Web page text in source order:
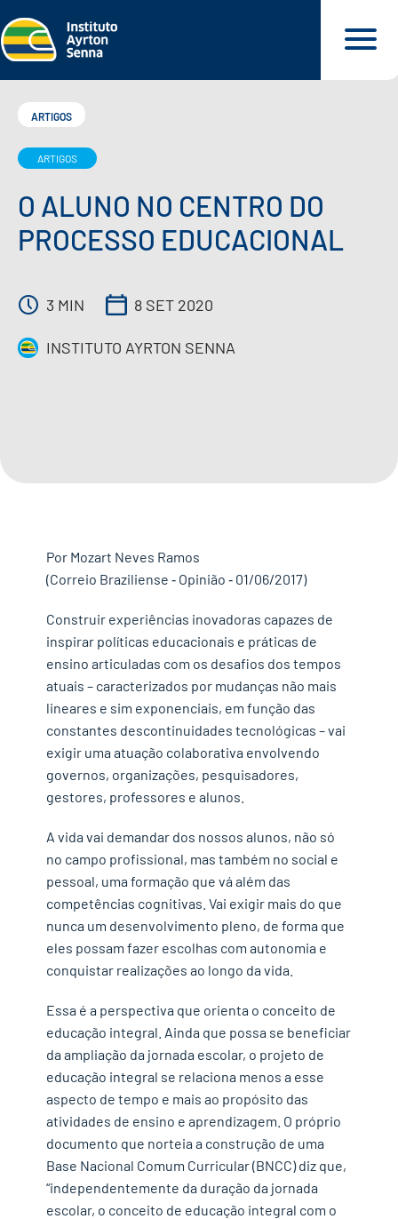
QUEM SOMOS
QUERO APOIAR
ARTIGOS
ARTIGOS
O ALUNO NO CENTRO DO
PROCESSO EDUCACIONAL
3 MIN 8 SET 2020
INSTITUTO AYRTON SENNA
Por Mozart Neves Ramos
(Correio Braziliense ‐ Opinião ‐ 01/06/2017)
Construir experiências inovadoras capazes de
inspirar políticas educacionais e práticas de
ensino articuladas com os desafios dos tempos
atuais – caracterizados por mudanças não mais
lineares e sim exponenciais, em função das
constantes descontinuidades tecnológicas – vai
exigir uma atuação colaborativa envolvendo
governos, organizações, pesquisadores,
gestores, professores e alunos.
A vida vai demandar dos nossos alunos, não só
no campo profissional, mas também no social e
pessoal, uma formação que vá além das
competências cognitivas. Vai exigir mais do que
nunca um desenvolvimento pleno, de forma que
eles possam fazer escolhas com autonomia e
conquistar realizações ao longo da vida.
Essa é a perspectiva que orienta o conceito de
educação integral. Ainda que possa se beneficiar
da ampliação da jornada escolar, o projeto de
educação integral se relaciona menos a esse
aspecto de tempo e mais ao propósito das
atividades de ensino e aprendizagem. O próprio
documento que norteia a construção de uma
Base Nacional Comum Curricular (BNCC) diz que,
“independentemente da duração da jornada
escolar, o conceito de educação integral com o